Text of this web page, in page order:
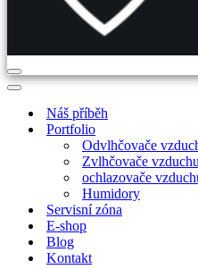
Navigační
menu
Navigační
Náš příběh
Portfolio
Odvlhčovače
Zvlhčovače vzduchu
ochlazovače
Humidory
Servisní zóna
E-shop
Blog
Kontakt